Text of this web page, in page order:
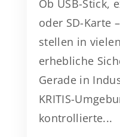
Ob USB-Stick,
oder SD-Karte
stellen in
erhebliche
Gerade in
KRITIS-
kontrollierte...